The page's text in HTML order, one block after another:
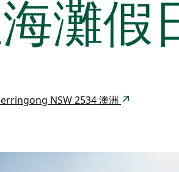
灘假
NSW 2534 澳洲